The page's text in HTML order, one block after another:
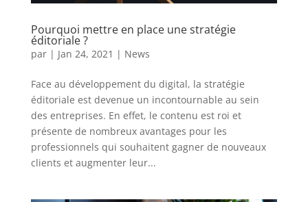
Pourquoi mettre en place une stratégie
éditoriale ?
par | Jan 24, 2021 | News
Face au développement du digital, la stratégie
éditoriale est devenue un incontournable au sein
des entreprises. En effet, le contenu est roi et
présente de nombreux avantages pour les
professionnels qui souhaitent gagner de nouveaux
clients et augmenter leur...